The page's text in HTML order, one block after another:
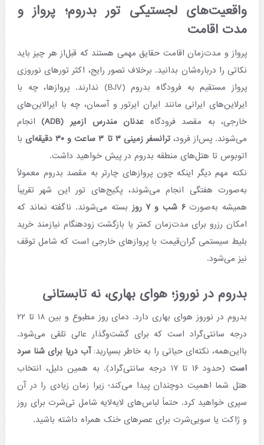
واقعیت‌های لجستیکی تور بدروم؛ پرواز و
مدت اقامت
پرواز و مدت‌زمان اقامت حقایق مهمی هستند که قبل‌از هر چیز باید
نکاتی را درباره‌شان بدانید. برخلاف تصور رایج، اکثر تورهای نوروزی
پرواز مستقیم به فرودگاه بدروم (BJV) ندارند. پروازها، چه با
ایرلاین‌های ایرانی مانند ایران ایرتور و آسمان، چه با ایرالاین‌های
خارجی، به مقصد فرودگاه عدنان مندرس ازمیر (ADB)
انجام
می‌شوند. پس‌از فرود،ترانسفر زمینی ۳ تا ۳ ساعت و ۳۰ دقیقه‌ای
با
اتوبوس تا هتل‌های منطقه بدروم در پیش خواهید داشت.
نکته مهم دیگر اینکه چون پروازهای چارتر به مقصد بدروم معمولاً
به‌صورت هفتگی انجام می‌شوند، پکیج‌های تور این شهر تقریباً
همیشه به‌صورت۶ شب و ۷ روز
بسته می‌شوند. ناگفته نماند که
امکان رزرو برای مدت‌زمان کمتر یا بازگشت زودهنگام نیازمند خرید
بلیط سیستمی گران‌قیمت با پروازهای خارجی است که شامل توقف
نیز می‌شود.
بدروم در نوروز؛ هوای بهاری، نه تابستانی
بدروم در نوروز هوای بهاری دارد. دمای روز مطبوع و بین ۱۸ تا ۲۲
درجه سانتی‌گراد است که برای گشت‌وگذار عالی تلقی می‌شود.
بااین‌همه، نکته‌ای حیاتی را به خاطر بسپارید:آب دریا برای شنا سرد
است
(حدود ۱۶ تا ۱۷ درجه سانتی‌گراد). به همین دلیل، انتخاب
هتل شما اهمیت دوچندان پیدا می‌کند؛ زیرا زمان زیادی را در آن
سپری خواهید کرد. حتماً لباس‌های لایه‌لایه شامل تی‌شرت برای روز
و ژاکت یا سویی‌شرت برای عصرهای خنک همراه داشته باشید.